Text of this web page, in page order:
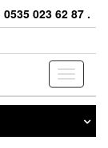
0535 023 62 87 .
Toggle